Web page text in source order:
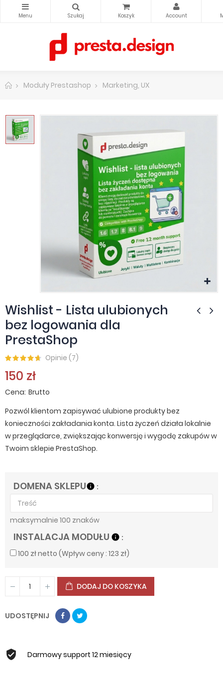
Moduły Prestashop Marketing, UX
Wishlist - Lista ulubionych
bez logowania dla
PrestaShop
Opinie (7)
150 zł
Cena Brutto
Pozwól klientom zapisywać ulubione produkty bez
konieczności zakładania konta. Lista życzeń działa lokalnie
w przeglądarce, zwiększając konwersję i wygodę zakupów w
Twoim sklepie PrestaShop.
DOMENA SKLEPUinfo
maksymalnie 100 znaków
INSTALACJA MODUŁU info
100 zł netto (Wpływ ceny : 123 zł)
DODAJ DO KOSZYKA
UDOSTĘPNIJ
Darmowy support 12 miesięcy